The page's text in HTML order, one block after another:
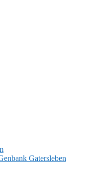
Gatersleben